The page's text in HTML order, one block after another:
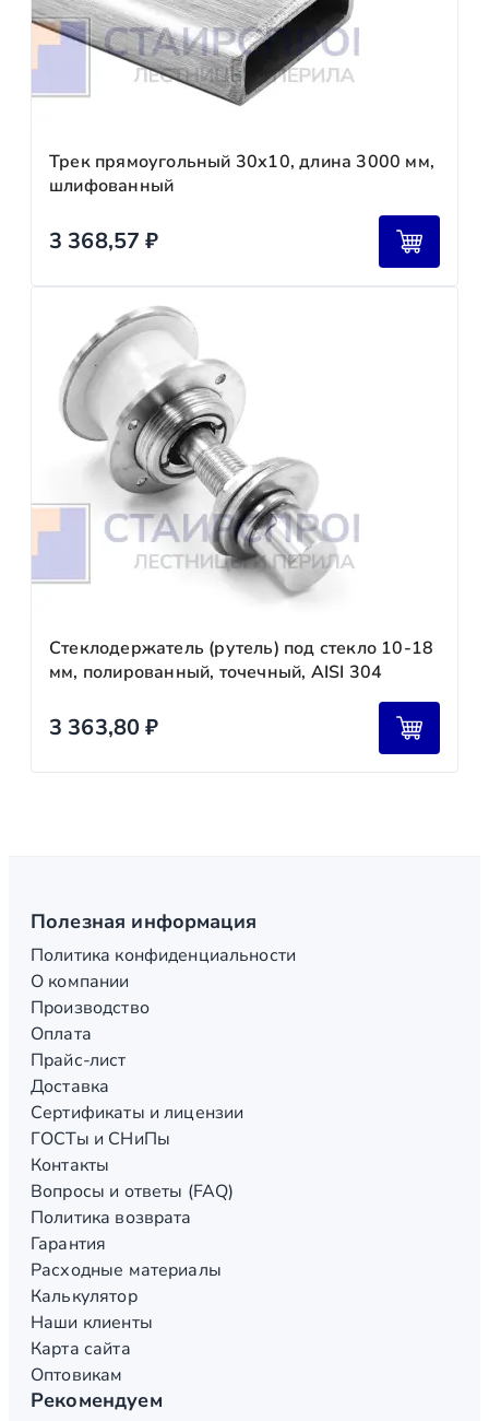
Трек прямоугольный 30х10, длина 3000 мм,
шлифованный
3 368,57₽
Стеклодержатель (рутель) под стекло 10-18
мм, полированный, точечный, AISI 304
3 363,80₽
Полезная информация
Политика конфиденциальности
О компании
Производство
Оплата
Прайс-лист
Доставка
Сертификаты и лицензии
ГОСТы и СНиПы
Контакты
Вопросы и ответы (FAQ)
Политика возврата
Гарантия
Расходные материалы
Калькулятор
Наши клиенты
Карта сайта
Оптовикам
Рекомендуем